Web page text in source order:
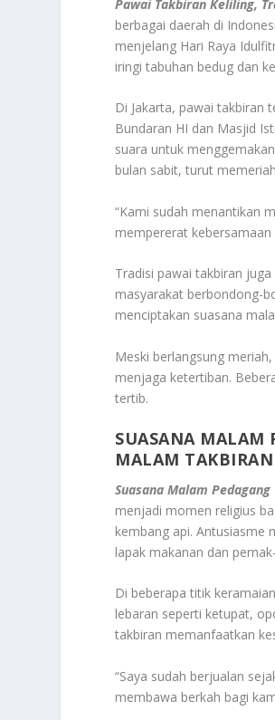
Pawai Takbiran Keliling,
berbagai daerah di
menjelang Hari Raya
iringi tabuhan bedug dan
Di Jakarta, pawai takbiran
Bundaran HI dan Masjid
suara untuk
bulan sabit, turut
“Kami sudah menantikan
mempererat kebersamaan
Tradisi pawai takbiran
masyarakat berbondong-
menciptakan suasana
Meski berlangsung
menjaga ketertiban.
tertib.
SUASANA MALAM
MALAM TAKBIRAN
Suasana Malam
menjadi momen religius
kembang api. Antusiasme
lapak makanan dan
Di beberapa titik
lebaran seperti ketupat,
takbiran memanfaatkan
“Saya sudah berjualan
membawa berkah bagi